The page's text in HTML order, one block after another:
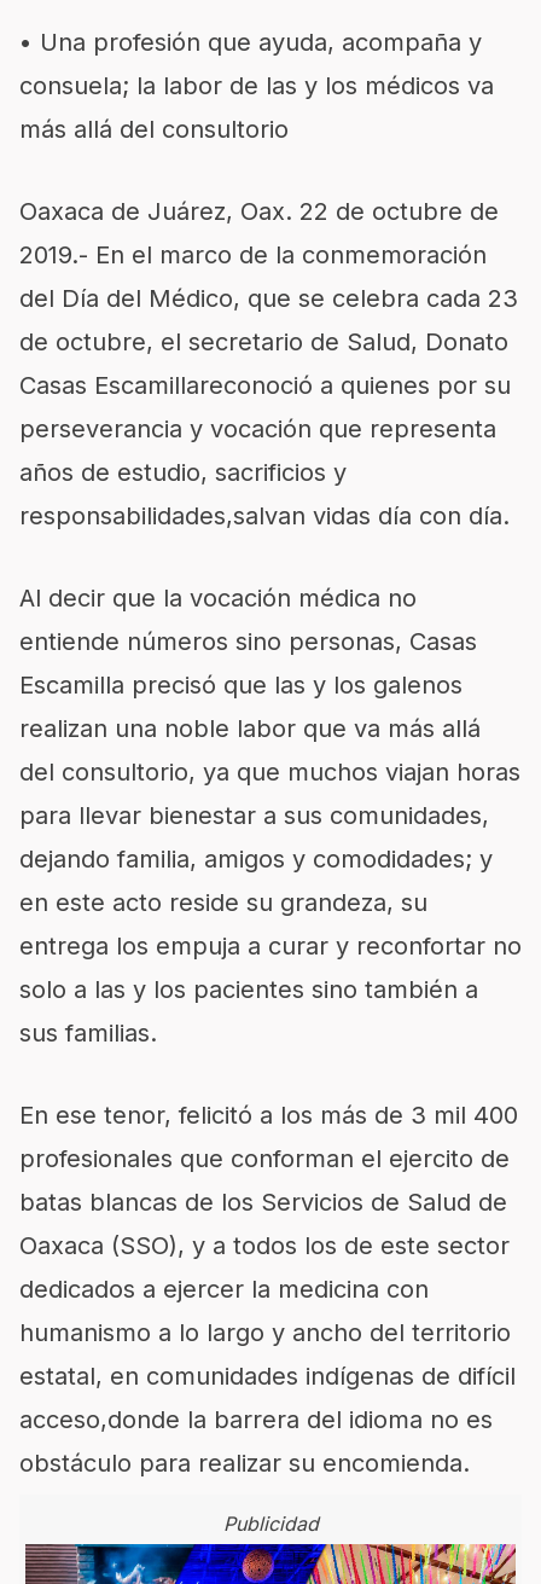
• Una profesión que ayuda, acompaña y
consuela; la labor de las y los médicos va
más allá del consultorio
Oaxaca de Juárez, Oax. 22 de octubre de
2019.- En el marco de la conmemoración
del Día del Médico, que se celebra cada 23
de octubre, el secretario de Salud, Donato
Casas Escamillareconoció a quienes por su
perseverancia y vocación que representa
años de estudio, sacrificios y
responsabilidades,salvan vidas día con día.
Al decir que la vocación médica no
entiende números sino personas, Casas
Escamilla precisó que las y los galenos
realizan una noble labor que va más allá
del consultorio, ya que muchos viajan horas
para llevar bienestar a sus comunidades,
dejando familia, amigos y comodidades; y
en este acto reside su grandeza, su
entrega los empuja a curar y reconfortar no
solo a las y los pacientes sino también a
sus familias.
En ese tenor, felicitó a los más de 3 mil 400
profesionales que conforman el ejercito de
batas blancas de los Servicios de Salud de
Oaxaca (SSO), y a todos los de este sector
dedicados a ejercer la medicina con
humanismo a lo largo y ancho del territorio
estatal, en comunidades indígenas de difícil
acceso,donde la barrera del idioma no es
obstáculo para realizar su encomienda.
Publicidad